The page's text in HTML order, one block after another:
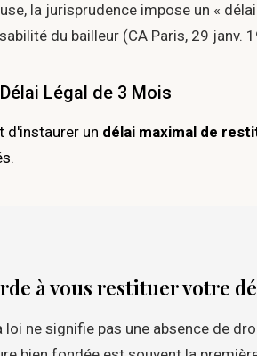
la jurisprudence impose un «
du bailleur (CA Paris, 29 janv.
Légal de 3 Mois
d'instaurer un délai maximal de
à vous restituer votre
loi ne signifie pas une absence de